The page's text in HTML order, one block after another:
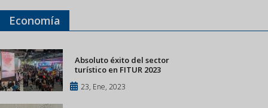
Economía
Absoluto éxito del sector
turístico en FITUR 2023
23, Ene, 2023